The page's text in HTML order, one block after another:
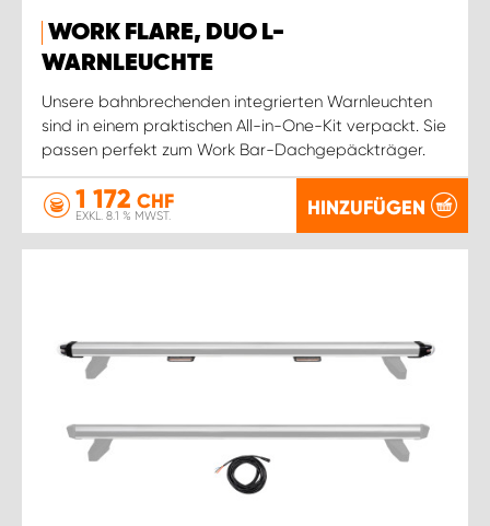
WORK FLARE, DUO L-
WARNLEUCHTE
Unsere bahnbrechenden integrierten Warnleuchten
sind in einem praktischen All-in-One-Kit verpackt. Sie
passen perfekt zum Work Bar-Dachgepäckträger.
1 172 CHF
EXKL. 8.1 % MWST. HINZUFÜGEN